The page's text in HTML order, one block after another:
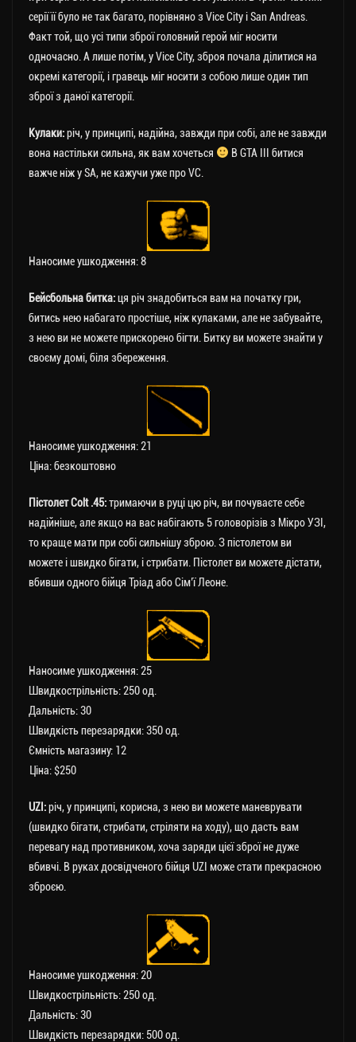
серії її було не так багато, порівняно з Vice City i San Andreas.
Факт той, що усі типи зброї головний герой міг носити
одночасно. А лише потім, у Vice City, зброя почала ділитися на
окремі категорії, і гравець міг носити з собою лише один тип
зброї з даної категорії.
Кулаки:річ, у принципі, надійна, завжди при собі, але не завжди
вона настільки сильна, як вам хочеться
В GTA III битися
важче ніж у SА, не кажучи уже про VC.
Наносиме ушкодження: 8
Бейсбольна битка:ця річ знадобиться вам на початку гри,
битись нею набагато простіше, ніж кулаками, але не забувайте,
з нею ви не можете прискорено бігти. Битку ви можете знайти у
своєму домі, біля збереження.
Наносиме ушкодження: 21
Ціна: безкоштовно
Пістолет Colt .45:тримаючи в руці цю річ, ви почуваєте себе
надійніше, але якщо на вас набігають 5 головорізів з Мікро УЗІ,
то краще мати при собі сильнішу зброю. З пістолетом ви
можете і швидко бігати, і стрибати. Пістолет ви можете дістати,
вбивши одного бійця Тріад або Сім’ї Леоне.
Наносиме ушкодження: 25
Швидкострільність: 250 од.
Дальність: 30
Швидкість перезарядки: 350 од.
Ємність магазину: 12
Ціна: $250
UZI:річ, у принципі, корисна, з нею ви можете маневрувати
(швидко бігати, стрибати, стріляти на ходу), що дасть вам
перевагу над противником, хоча заряди цієї зброї не дуже
вбивчі. В руках досвідченого бійця UZI може стати прекрасною
зброєю.
Наносиме ушкодження: 20
Швидкострільність: 250 од.
Дальність: 30
Швидкість перезарядки: 500 од.